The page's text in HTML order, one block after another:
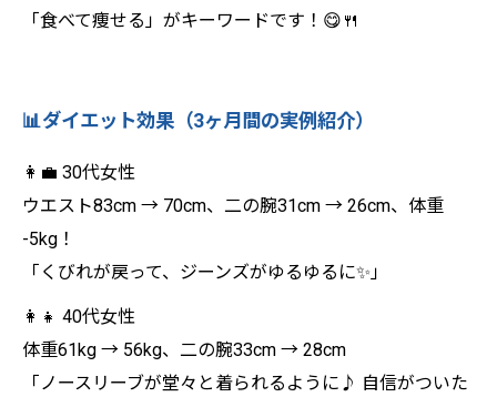
「食べて痩せる」がキーワードです！😋🍴
📊ダイエット効果（3ヶ月間の実例紹介）
👩‍💼 30代女性
ウエスト83cm → 70cm、二の腕31cm → 26cm、体重
-5kg！
「くびれが戻って、ジーンズがゆるゆるに✨」
👩‍👧 40代女性
体重61kg → 56kg、二の腕33cm → 28cm
「ノースリーブが堂々と着られるように♪ 自信がついた